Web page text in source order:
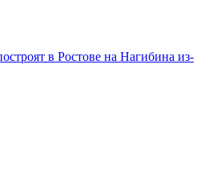
в Ростове на Нагибина из-